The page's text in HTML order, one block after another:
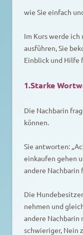
wie Sie einfach
Im Kurs werde
ausführen, Sie
Einblick und Hilfe
1.Starke
Die Nachbarin
können.
Sie antworten:
einkaufen gehen
andere Nachbarin
Die
nehmen und
andere Nachbarin
schwieriger, Nein